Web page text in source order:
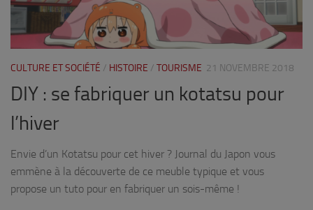
CULTURE ET SOCIÉTÉ / HISTOIRE / TOURISME 21 NOVEMBRE 2018
DIY : se fabriquer un kotatsu pour
l’hiver
Envie d’un Kotatsu pour cet hiver ? Journal du Japon vous
emmène à la découverte de ce meuble typique et vous
propose un tuto pour en fabriquer un sois-même !